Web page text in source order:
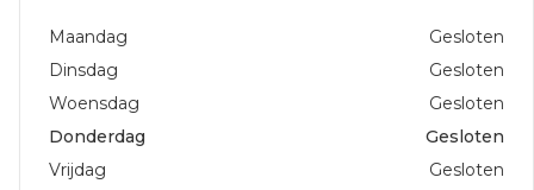
Maandag
Gesloten
Dinsdag
Gesloten
Woensdag
Gesloten
Donderdag
Gesloten
Vrijdag
Gesloten